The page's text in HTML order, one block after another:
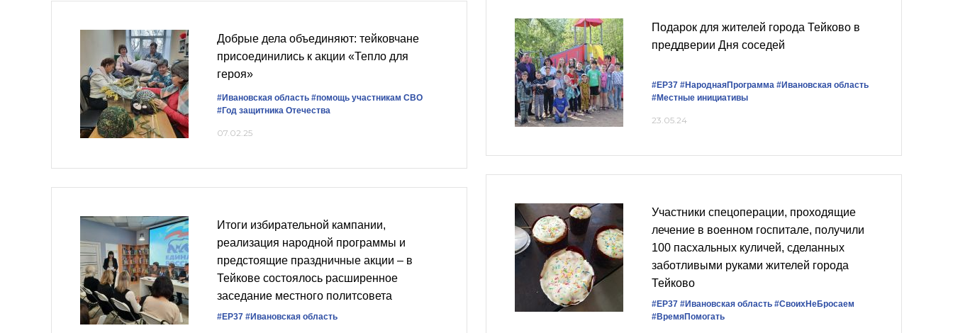
Добрые дела объединяют: тейковчане
присоединились к акции «Тепло для
героя»
#Ивановская область #помощь участникам СВО
#Год защитника Отечества
07.02.25
Итоги избирательной кампании,
реализация народной программы и
предстоящие праздничные акции – в
Тейкове состоялось расширенное
заседание местного политсовета
#ЕР37 #Ивановская область
Подарок для жителей города Тейково в
преддверии Дня соседей
#ЕР37 #НароднаяПрограмма #Ивановская область
#Местные инициативы
23.05.24
Участники спецоперации, проходящие
лечение в военном госпитале, получили
100 пасхальных куличей, сделанных
заботливыми руками жителей города
Тейково
#ЕР37 #Ивановская область #СвоихНеБросаем
#ВремяПомогать